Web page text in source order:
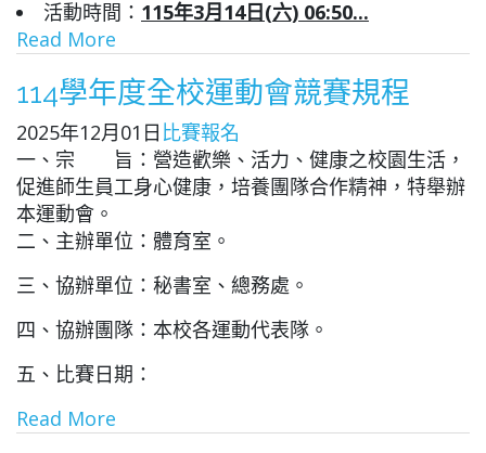
活動時間： 115年3月14日(六) 06:50...
Read More
114學年度全校運動會競賽規程
2025年12月01日 比賽報名
一、宗 旨：營造歡樂、活力、健康之校園生活，
促進師生員工身心健康，培養團隊合作精神，特舉辦
本運動會。
二、主辦單位：體育室。
三、協辦單位：秘書室、總務處。
四、協辦團隊：本校各運動代表隊。
五、比賽日期：
Read More